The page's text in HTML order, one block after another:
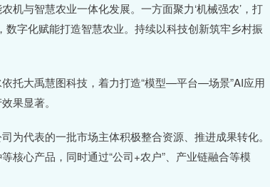
机与智慧农业一体化发展。一方面聚力‘机械强农’，打
数字化赋能打造智慧农业。持续以科技创新筑牢乡村振
大禹慧图科技，着力打造“模型—平台—场景”AI应用
果显著。
代表的一批市场主体积极整合资源、推进成果转化。
核心产品，同时通过“公司+农户”、产业链融合等模